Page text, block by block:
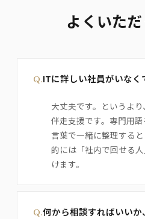
よくいた
Q.ITに詳しい社員がいなく
大丈夫です。というよ
伴走支援です。専門用
言葉で一緒に整理する
的には「社内で回せる
けます。
Q.何から相談すればいい